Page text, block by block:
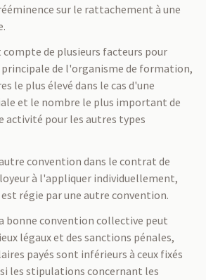
sur le rattachement à une
compte de plusieurs facteurs pour
de l'organisme de formation,
le plus élevé dans le cas d'une
et le nombre le plus important de
activité pour les autres types
convention dans le contrat de
à l'appliquer individuellement,
régie par une autre convention.
bonne convention collective peut
légaux et des sanctions pénales,
payés sont inférieurs à ceux fixés
les stipulations concernant les